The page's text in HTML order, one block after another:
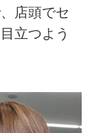
店頭でセ
立つよう